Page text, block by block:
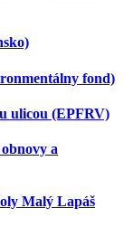
fond)
ulicou (EPFRV)
a
Malý Lapáš